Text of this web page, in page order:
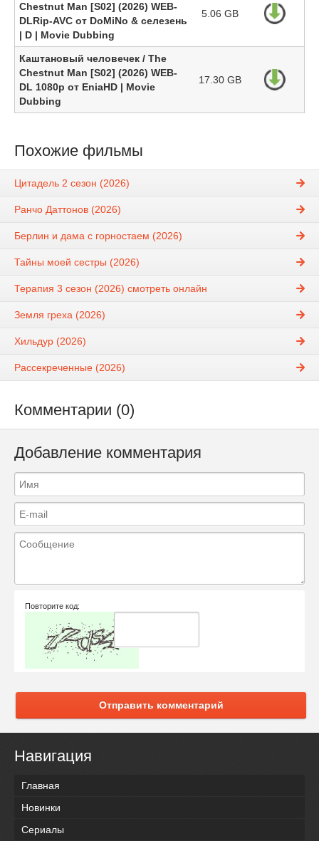
Chestnut Man [S02] (2026) WEB-
DLRip-AVC от DoMiNo & селезень
| D | Movie Dubbing
5.06 GB
Каштановый человечек / The
Chestnut Man [S02] (2026) WEB-
DL 1080p от EniaHD | Movie
Dubbing
17.30 GB
Похожие фильмы
Цитадель 2 сезон (2026)
Ранчо Даттонов (2026)
Берлин и дама с горностаем (2026)
Тайны моей сестры (2026)
Терапия 3 сезон (2026) смотреть онлайн
Земля греха (2026)
Хильдур (2026)
Рассекреченные (2026)
Комментарии (0)
Добавление комментария
Повторите код:
Отправить комментарий
Навигация
Главная
Новинки
Сериалы